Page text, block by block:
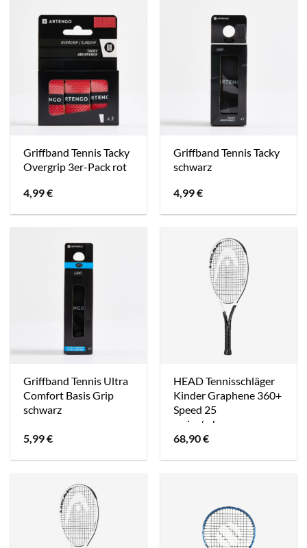
Griffband Tennis Tacky
Overgrip 3er-Pack rot
4,99€
Griffband Tennis Tacky
schwarz
4,99€
Griffband Tennis Ultra
Comfort Basis Grip
schwarz
5,99€
HEAD Tennisschläger
Kinder Graphene 360+
Speed 25
weiss/schwarz
68,90€